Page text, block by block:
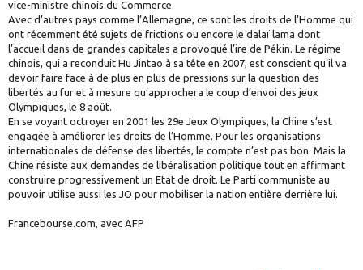
vice-ministre chinois du Commerce.
Avec d’autres pays comme l’Allemagne, ce sont les droits de l’Homme qui
ont récemment été sujets de frictions ou encore le dalaï lama dont
l’accueil dans de grandes capitales a provoqué l’ire de Pékin. Le régime
chinois, qui a reconduit Hu Jintao à sa tête en 2007, est conscient qu’il va
devoir faire face à de plus en plus de pressions sur la question des
libertés au fur et à mesure qu’approchera le coup d’envoi des jeux
Olympiques, le 8 août.
En se voyant octroyer en 2001 les 29e Jeux Olympiques, la Chine s’est
engagée à améliorer les droits de l’Homme. Pour les organisations
internationales de défense des libertés, le compte n’est pas bon. Mais la
Chine résiste aux demandes de libéralisation politique tout en affirmant
construire progressivement un Etat de droit. Le Parti communiste au
pouvoir utilise aussi les JO pour mobiliser la nation entière derrière lui.
Francebourse.com, avec AFP